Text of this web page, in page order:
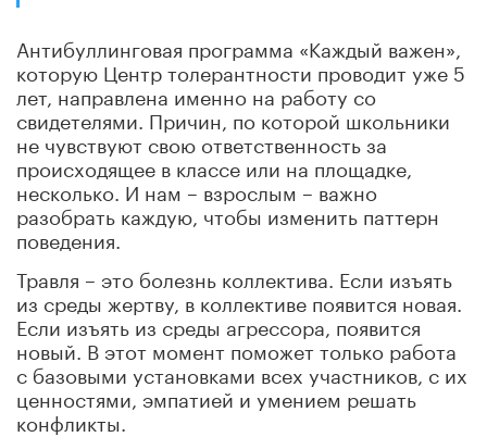
Антибуллинговая программа «Каждый важен»,
которую Центр толерантности проводит уже 5
лет, направлена именно на работу со
свидетелями. Причин, по которой школьники
не чувствуют свою ответственность за
происходящее в классе или на площадке,
несколько. И нам – взрослым – важно
разобрать каждую, чтобы изменить паттерн
поведения.
Травля – это болезнь коллектива. Если изъять
из среды жертву, в коллективе появится новая.
Если изъять из среды агрессора, появится
новый. В этот момент поможет только работа
с базовыми установками всех участников, с их
ценностями, эмпатией и умением решать
конфликты.